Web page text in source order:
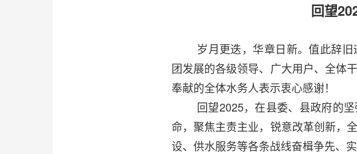
回望
岁月更迭，华章日新。值此辞
团发展的各级领导、广大用户、全体
奉献的全体水务人表示衷心感谢！
回望2025，在县委、县政府的
命，聚焦主责主业，锐意改革创新，
设、供水服务等各条战线奋楫争先、